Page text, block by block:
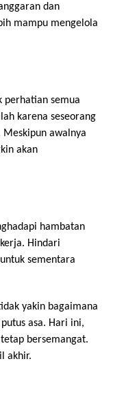
dan
mampu mengelola
perhatian semua
karena seseorang
Meskipun awalnya
akan
hambatan
Hindari
sementara
yakin bagaimana
asa. Hari ini,
bersemangat.
akhir.